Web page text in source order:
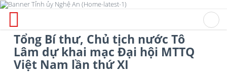
Tổng Bí thư, Chủ tịch nước Tô
Lâm dự khai mạc Đại hội MTTQ
Việt Nam lần thứ XI